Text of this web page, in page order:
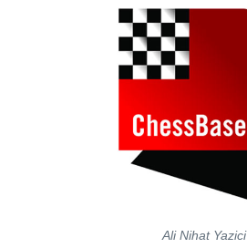
Ali Nihat Yazici